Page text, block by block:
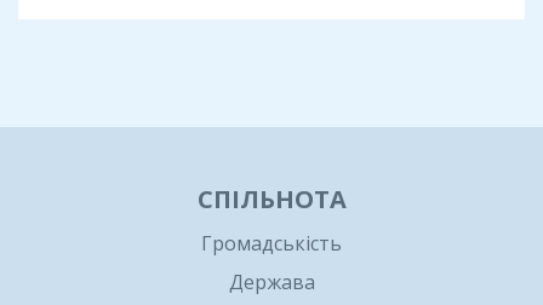
СПІЛЬНОТА
Громадськість
Держава